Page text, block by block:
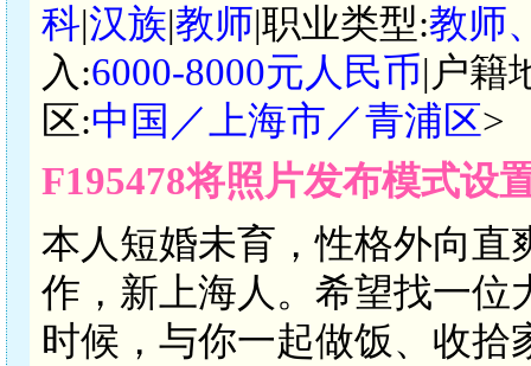
科|汉族|教师|职业类型:教师
入:6000-8000元人民币|户籍
区:中国／上海市／青浦区>
F195478将照片发布模式设
本人短婚未育，性格外向直
作，新上海人。希望找一位
时候，与你一起做饭、收